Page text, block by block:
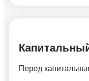
Перед